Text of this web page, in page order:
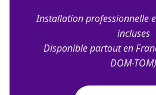
Installation professionnelle
incluses
Disponible partout en
DOM-TOM)